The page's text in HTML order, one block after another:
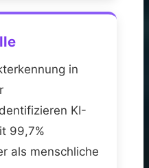
in
KI-
99,7%
als menschliche